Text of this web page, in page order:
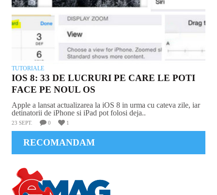
TUTORIALE
IOS 8: 33 DE LUCRURI PE CARE LE POTI
FACE PE NOUL OS
Apple a lansat actualizarea la iOS 8 in urma cu cateva zile, iar
detinatorii de iPhone si iPad pot folosi deja..
23 SEPT. 0 1
RECOMANDAM